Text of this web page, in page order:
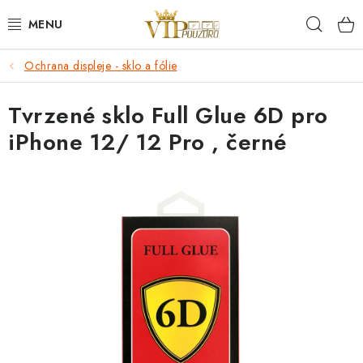
na
KRYTY NA MOBIL.
OCHRANA DISPLEJE - SKLO A FÓLIE
KABELY A NABÍJEČKY
DRŽÁKY A STOJÁNKY
BRAŠNY NA NOTEBOOKY
Ochrana displeje - sklo a fólie
Tvrzené sklo Full Glue 6D pro
iPhone 12/ 12 Pro , černé